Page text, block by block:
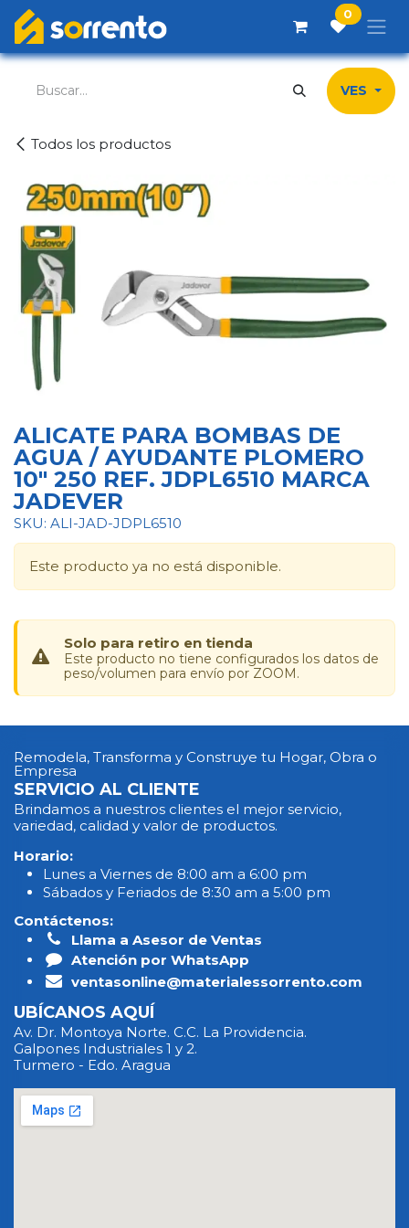
Ir al contenido 0
Todos los productos
VES
ALICATE PARA BOMBAS DE
AGUA / AYUDANTE PLOMERO
10" 250 REF. JDPL6510 MARCA
JADEVER
SKU: ALI-JAD-JDPL6510
Este producto ya no está disponible.
Solo para retiro en tienda
Este producto no tiene configurados los datos de
peso/volumen para envío por ZOOM.
Remodela, Transforma y Construye tu Hogar, Obra o
Empresa
SERVICIO AL CLIENTE
Brindamos a nuestros clientes el mejor servicio,
variedad, calidad y valor de productos.
Horario:
Lunes a Viernes de 8:00 am a 6:00 pm
Sábados y Feriados de 8:30 am a 5:00 pm
Contáctenos:
Llama a Asesor de Ventas
Atención por WhatsApp
ventasonline@materialessorrento.com
UBÍCANOS AQUÍ
Av. Dr. Montoya Norte. C.C. La Providencia.
Galpones Industriales 1 y 2.
Turmero - Edo. Aragua